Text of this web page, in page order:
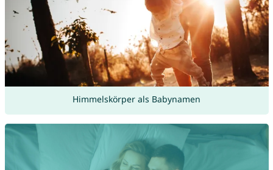
Himmelskörper als Babynamen